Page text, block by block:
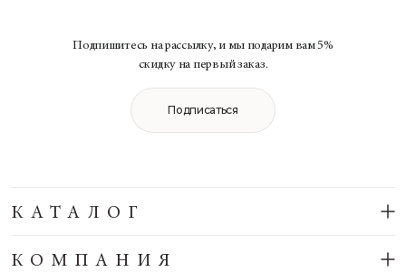
Подпишитесь на рассылку, и мы подарим вам 5%
скидку на первый заказ.
Подписаться
КАТАЛОГ
КОМПАНИЯ